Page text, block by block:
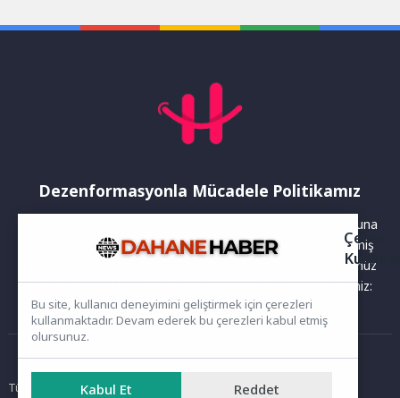
Gebze’nin en...
Dezenformasyonla Mücadele Politikamız
Yayınlanan haberler doğruluk ilkesi gözetilerek hazırlanır. Buna
rağmen bazı içeriklerde eksik, hatalı veya güncelliğini yitirmiş
bilgiler bulunabilir.Yanlış veya yanıltıcı olduğunu düşündüğünüz
haberleri aşağıdaki iletişim kanallarından bize bildirebilirsiniz:
Ana Sayfa
Tüm hakları saklıdır. Sitede yer alan içerikler izinsiz kopyalanamaz,
Çerez
Bu site, kullanıcı deneyimini geliştirmek için çerezleri
kullanmaktadır. Devam ederek bu çerezleri kabul etmiş
olursunuz.
Kabul Et Reddet